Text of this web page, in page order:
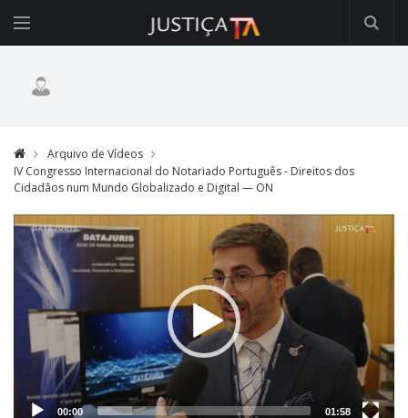
Arquivo de Vídeos
IV Congresso Internacional do Notariado Português - Direitos dos
Cidadãos num Mundo Globalizado e Digital — ON
Video
Player
00:00 01:58